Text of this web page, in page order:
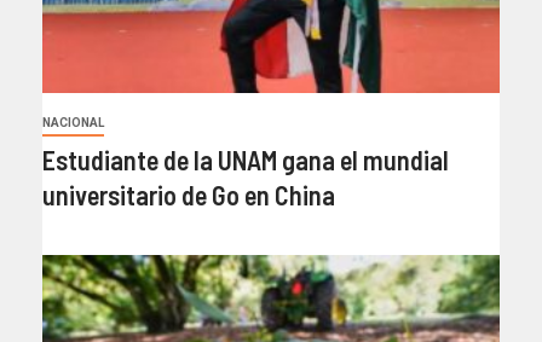
NACIONAL
Estudiante de la UNAM gana el mundial
universitario de Go en China